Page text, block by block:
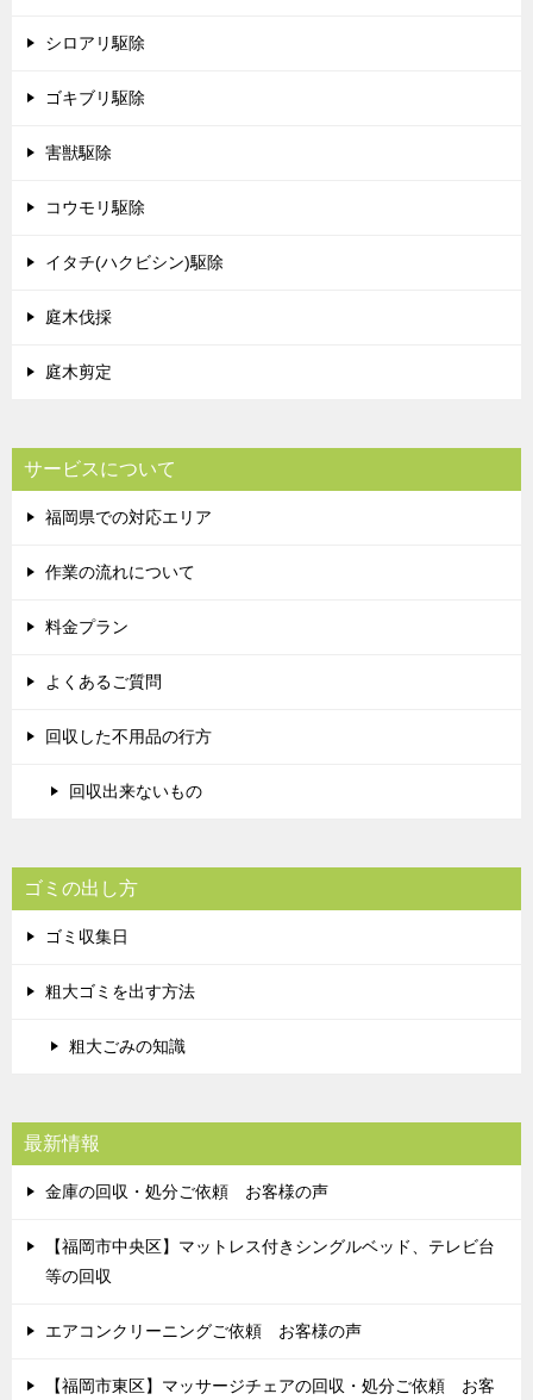
シロアリ駆除
ゴキブリ駆除
害獣駆除
コウモリ駆除
イタチ(ハクビシン)駆除
庭木伐採
庭木剪定
サービスについて
福岡県での対応エリア
作業の流れについて
料金プラン
よくあるご質問
回収した不用品の行方
回収出来ないもの
ゴミの出し方
ゴミ収集日
粗大ゴミを出す方法
粗大ごみの知識
最新情報
金庫の回収・処分ご依頼 お客様の声
【福岡市中央区】マットレス付きシングルベッド、テレビ台
等の回収
エアコンクリーニングご依頼 お客様の声
【福岡市東区】マッサージチェアの回収・処分ご依頼 お客